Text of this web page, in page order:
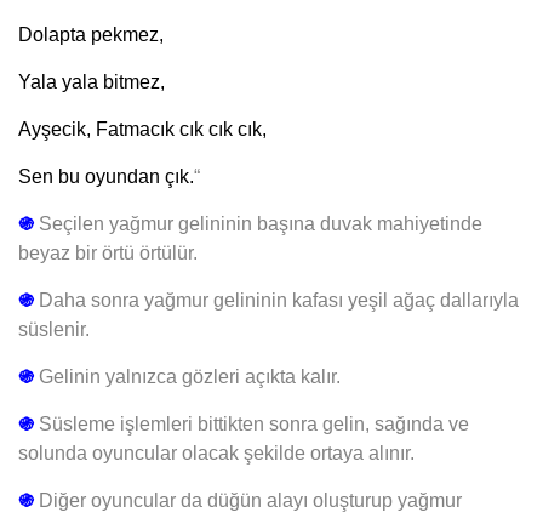
Dolapta pekmez,
Yala yala bitmez,
Ayşecik, Fatmacık cık cık cık,
Sen bu oyundan çık.“
֍ Seçilen yağmur gelininin başına duvak mahiyetinde
beyaz bir örtü örtülür.
֍ Daha sonra yağmur gelininin kafası yeşil ağaç dallarıyla
süslenir.
֍ Gelinin yalnızca gözleri açıkta kalır.
֍ Süsleme işlemleri bittikten sonra gelin, sağında ve
solunda oyuncular olacak şekilde ortaya alınır.
֍ Diğer oyuncular da düğün alayı oluşturup yağmur